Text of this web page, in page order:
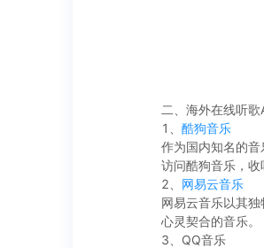
二、海外在线听歌
1、 酷狗音乐
作为国内知名的
访问酷狗音乐，收
2、 网易云音乐
网易云音乐以其
心灵契合的音乐。
3、QQ音乐